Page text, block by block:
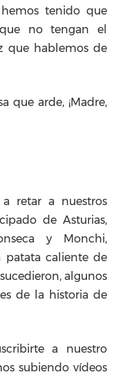
tenido que
no tengan el
que hablemos de
que arde, ¡Madre,
a retar a nuestros
de Asturias,
y Monchi,
caliente de
algunos
de la historia de
a nuestro
subiendo vídeos